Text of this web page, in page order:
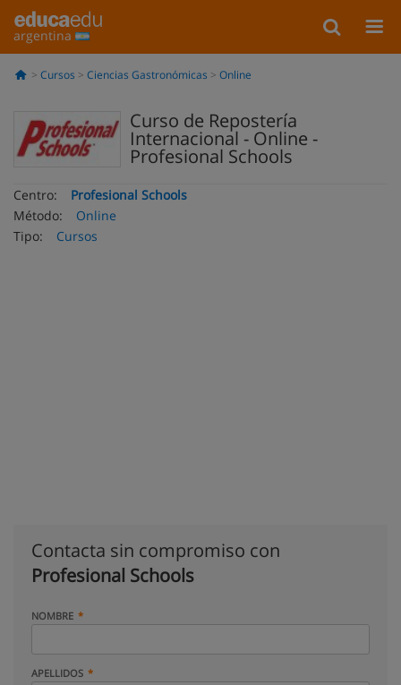
argentina
Cursos Ciencias Gastronómicas Online
Curso de Repostería
Internacional - Online -
Profesional Schools
Centro:
Profesional Schools
Método:
Online
Tipo:
Cursos
Contacta sin compromiso con
Profesional Schools
NOMBRE
APELLIDOS